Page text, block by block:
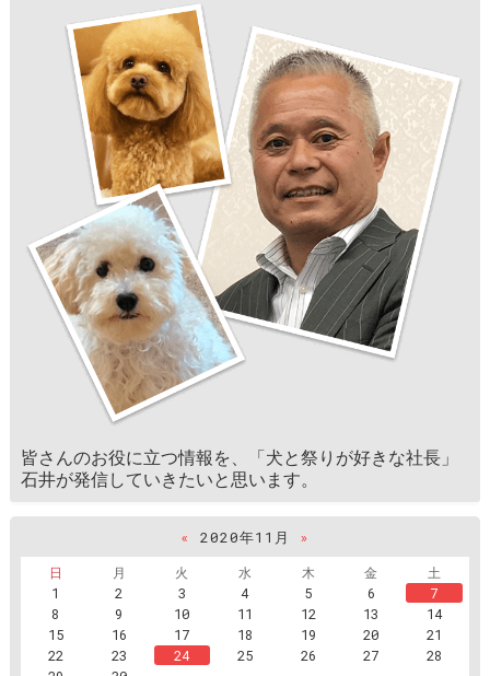
皆さんのお役に立つ情報を、「犬と祭りが好きな社長」
石井が発信していきたいと思います。
« 2020年11月
»
日
月 火 水 木 金
土
1
2 3 4 5 6
7
8
9 10 11 12 13
14
15
16 17 18 19 20
21
22
23 24 25 26 27
28